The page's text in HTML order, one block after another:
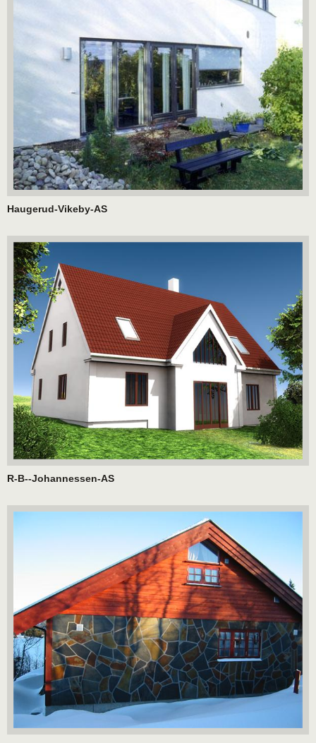
Haugerud-Vikeby-AS
R-B--Johannessen-AS